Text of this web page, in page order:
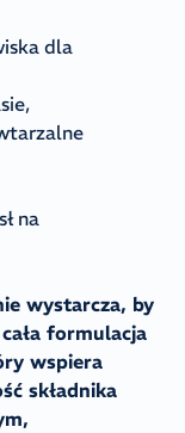
dla
na
wystarcza, by
formulacja
wspiera
składnika